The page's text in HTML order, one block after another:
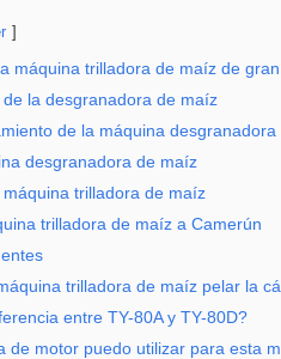
máquina trilladora de maíz de
la desgranadora de maíz
de la máquina
desgranadora de maíz
trilladora de maíz
trilladora de maíz a Camerún
trilladora de maíz pelar la
entre TY-80A y TY-80D?
de motor puedo utilizar para esta